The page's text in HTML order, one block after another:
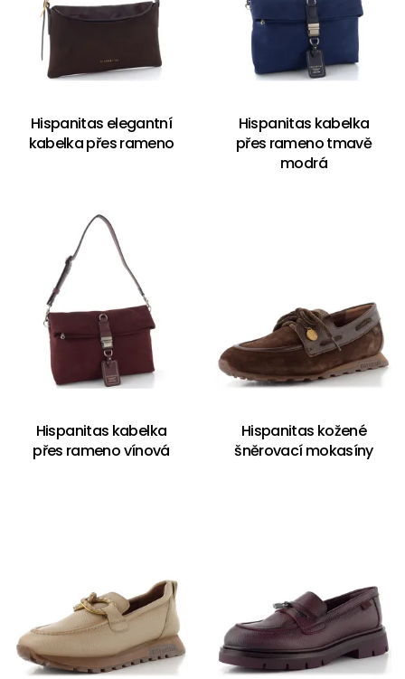
Hispanitas elegantní
kabelka přes rameno
Hispanitas kabelka
přes rameno tmavě
modrá
Hispanitas kabelka
přes rameno vínová
Hispanitas kožené
šněrovací mokasíny